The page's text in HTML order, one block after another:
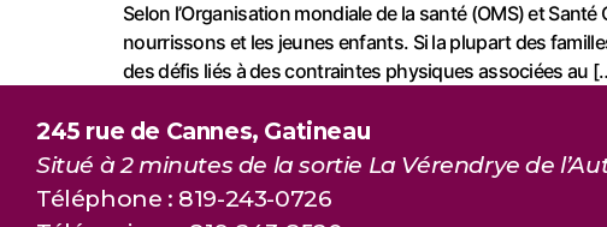
Selon l’Organisation mondiale de la santé (OMS) et
nourrissons et les jeunes enfants. Si la plupart des
des défis liés à des contraintes physiques associées au
245 rue de Cannes, Gatineau
Situé à 2 minutes de la sortie La Vérendrye de
Téléphone : 819-243-0726